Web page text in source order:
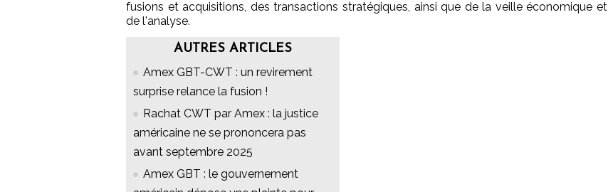
fusions et acquisitions, des transactions stratégiques, ainsi que de la veille économique et
de l'analyse.
AUTRES ARTICLES
Amex GBT-CWT : un revirement
surprise relance la fusion !
Rachat CWT par Amex : la justice
américaine ne se prononcera pas
avant septembre 2025
Amex GBT : le gouvernement